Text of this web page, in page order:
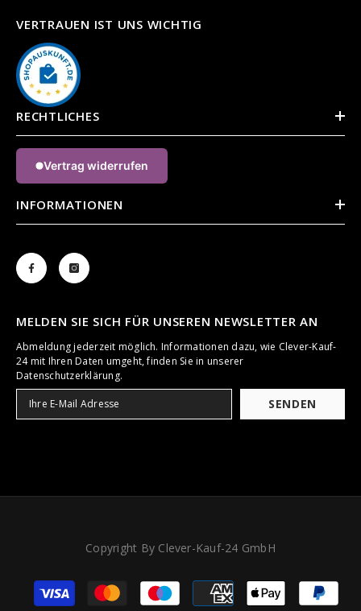
VERTRAUEN IST UNS WICHTIG
RECHTLICHES
Vertrag widerrufen
INFORMATIONEN
MELDEN SIE SICH FÜR UNSEREN NEWSLETTER AN
Abmeldung jederzeit möglich. Informationen dazu, wie Clever-Kauf-
24 mit Ihren Daten umgeht, finden Sie in unserer
Datenschutzerklärung.
SENDEN
Copyright By Clever-Kauf-24 GmbH
Zahlungsarten